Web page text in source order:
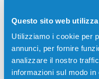
Questo sito web
Utilizziamo i cookie per
annunci, per fornire
analizzare il nostro
informazioni sul modo
Toner compatibile
CIANO 20000 pagine